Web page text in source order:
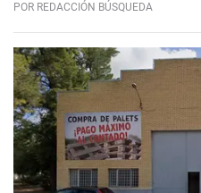
POR REDACCIÓN BÚSQUEDA